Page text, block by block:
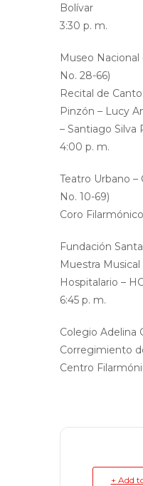
Bolívar
3:30 p. m.
Museo Nacional
No. 28-66)
Recital de
Pinzón – Lucy
– Santiago Silva
4:00 p. m.
Teatro Urbano –
No. 10-69)
Coro
Fundación Santa
Muestra
Hospitalario –
6:45 p. m.
Colegio Adelina
Corregimiento
Centro
+ Add